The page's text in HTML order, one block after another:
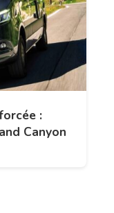
:
Canyon